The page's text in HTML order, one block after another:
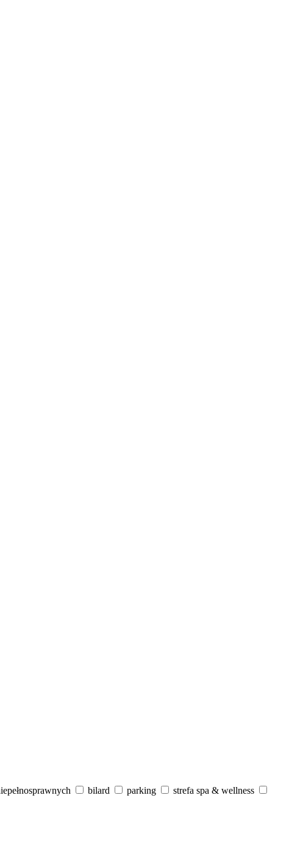
bilard parking
strefa spa & wellness